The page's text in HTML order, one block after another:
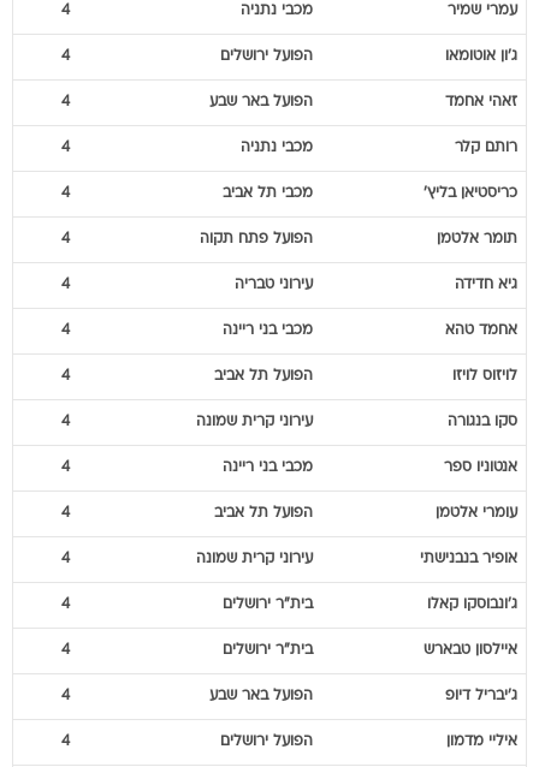
עמרי שמיר מכבי נתניה 4
ג'ון אוטומאו הפועל ירושלים 4
זאהי אחמד הפועל באר שבע 4
רותם קלר מכבי נתניה 4
כריסטיאן בליץ' מכבי תל אביב 4
תומר אלטמן הפועל פתח תקוה 4
גיא חדידה עירוני טבריה 4
אחמד טהא מכבי בני ריינה 4
לויזוס לויזו הפועל תל אביב 4
סקו בנגורה עירוני קרית שמונה 4
אנטוניו ספר מכבי בני ריינה 4
עומרי אלטמן הפועל תל אביב 4
אופיר בנבנישתי עירוני קרית שמונה 4
ג'ונבוסקו קאלו בית"ר ירושלים 4
איילסון טבארש בית"ר ירושלים 4
ג'יבריל דיופ הפועל באר שבע 4
איליי מדמון הפועל ירושלים 4